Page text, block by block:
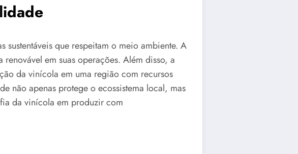
que respeitam o meio ambiente. A
em suas operações. Além disso, a
da vinícola em uma região com recursos
não apenas protege o ecossistema local, mas
da vinícola em produzir com